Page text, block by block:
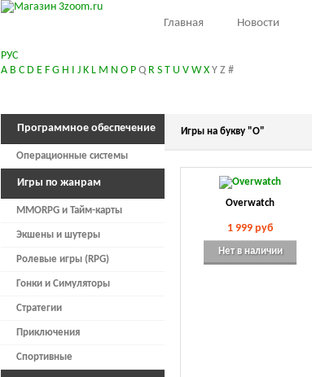
Главная Новости
РУС
A B C D E F G H I J K L M N O P Q R S T U V W X Y Z #
Программное обеспечение
Операционные системы
Игры по жанрам
MMORPG и Тайм-карты
Экшены и шутеры
Ролевые игры (RPG)
Гонки и Симуляторы
Стратегии
Приключения
Спортивные
Игры на букву "O"
Overwatch
1 999 руб
Нет в наличии